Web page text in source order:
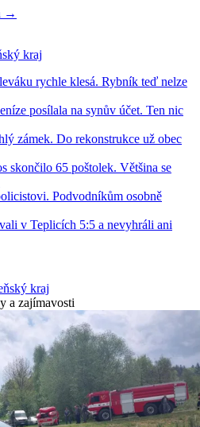
→
kraj
rychle klesá. Rybník teď nelze
posílala na synův účet. Ten nic
zámek. Do rekonstrukce už obec
skončilo 65 poštolek. Většina se
Podvodníkům osobně
v Teplicích 5:5 a nevyhráli ani
kraj
a zajímavosti